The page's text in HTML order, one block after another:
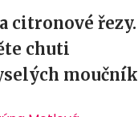
citronové řezy.
chuti